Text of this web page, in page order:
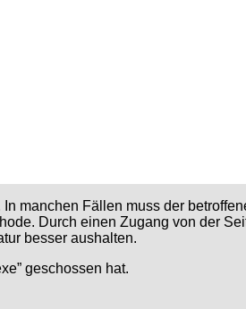
manchen Fällen muss der
Durch einen Zugang von der
besser aushalten.
geschossen hat.